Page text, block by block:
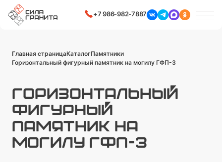
+7 986-982-7887
Главная страницаКаталогПамятники
Горизонтальный фигурный памятник на могилу ГФП-3
ГОРИЗОНТАЛЬНЫЙ
ФИГУРНЫЙ
ПАМЯТНИК НА
МОГИЛУ ГФП-3